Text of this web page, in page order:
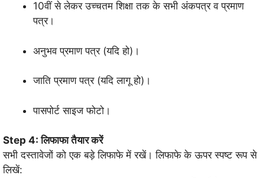
10वीं से लेकर उच्चतम शिक्षा तक के सभी अंकपत्र व प्रमाण
पत्र।
अनुभव प्रमाण पत्र (यदि हो)।
जाति प्रमाण पत्र (यदि लागू हो)।
पासपोर्ट साइज फोटो।
Step 4: लिफाफा तैयार करें
सभी दस्तावेजों को एक बड़े लिफाफे में रखें। लिफाफे के ऊपर स्पष्ट रूप से
लिखें: